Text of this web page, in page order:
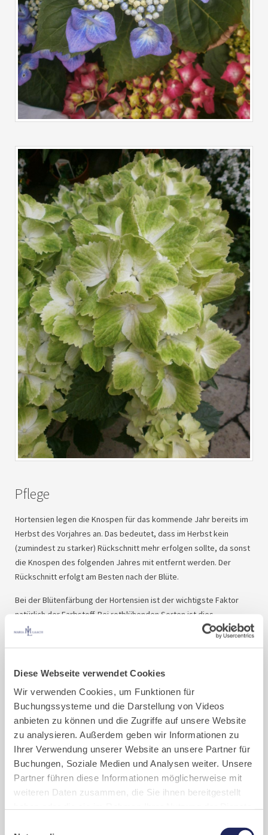
Diese Webseite verwendet Cookies
Wir verwenden Cookies, um Funktionen für
Buchungssysteme und die Darstellung von Videos
anbieten zu können und die Zugriffe auf unsere Website
zu analysieren. Außerdem geben wir Informationen zu
Ihrer Verwendung unserer Website an unsere Partner für
Buchungen, Soziale Medien und Analysen weiter. Unsere
Partner führen diese Informationen möglicherweise mit
weiteren Daten zusammen, die Sie ihnen bereitgestellt
Pflege
Hortensien legen die Knospen für das kommende Jahr bereits im
Herbst des Vorjahres an. Das bedeutet, dass im Herbst kein
(zumindest zu starker) Rückschnitt mehr erfolgen sollte, da sonst
die Knospen des folgenden Jahres mit entfernt werden. Der
Rückschnitt erfolgt am Besten nach der Blüte.
Bei der Blütenfärbung der Hortensien ist der wichtigste Faktor
natürlich der Farbstoff. Bei rotblühenden Sorten ist dies
überwiegend (aber nicht nur) das
, bei blaublühenden
Aluminium zu beachten:
Aluminium benötigen die blaublühenden Sorten für die
Farbausbildung der Blüten. Die Pflanze kann den Nährstoff aber nur
bei einem Boden im sehr sauren Bereich (pH-Wert unter 4,5)
aufnehmen. Bei einem pH-Wert darüber wird der Nährstoff im
Boden festgelegt und steht somit der Pflanze nicht mehr zur
Verfügung. Dann verfärben sich die Blüten im Laufe von ein paar
Jahren in verschiedensten Abstufungen von Blau- und Lila-Tönen.
In diesem Fall sollte der Boden mit speziellen Düngern (z. B.
schwefelsaures Ammoniak) immer wieder in den stark sauren